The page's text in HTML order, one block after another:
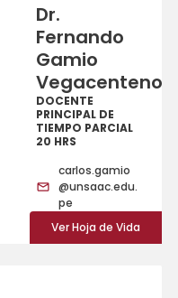
Dr.
Fernando
Gamio
Vegacenteno
DOCENTE
PRINCIPAL DE
TIEMPO PARCIAL
20 HRS
carlos.gamio
@unsaac.edu.
pe
Ver Hoja de Vida